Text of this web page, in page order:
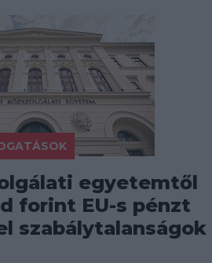
egyetemtől
forint EU-s pénzt
szabálytalanságok